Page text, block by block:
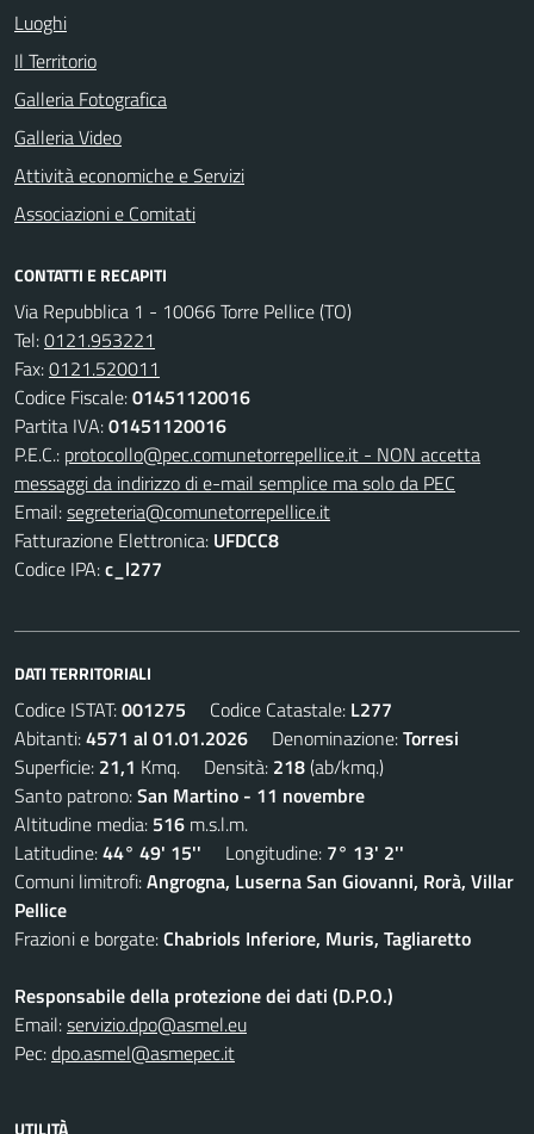
Luoghi
Il Territorio
Galleria Fotografica
Galleria Video
Attività economiche e Servizi
Associazioni e Comitati
CONTATTI E RECAPITI
Via Repubblica 1 - 10066 Torre Pellice (TO)
Tel:0121.953221
Fax:0121.520011
Codice Fiscale:01451120016
Partita IVA:01451120016
P.E.C.: protocollo@pec.comunetorrepellice.it - NON accetta
messaggi da indirizzo di e-mail semplice ma solo da PEC
Email:segreteria@comunetorrepellice.it
Fatturazione Elettronica: UFDCC8
Codice IPA:c_l277
DATI TERRITORIALI
Codice ISTAT:001275 Codice Catastale: L277
Abitanti:4571 al 01.01.2026 Denominazione:Torresi
Superficie: 21,1 Kmq. Densità: 218(ab/kmq.)
Santo patrono:San Martino - 11 novembre
Altitudine media: 516 m.s.l.m.
Latitudine:44° 49' 15'' Longitudine: 7° 13' 2''
Comuni limitrofi:Angrogna, Luserna San Giovanni, Rorà, Villar
Pellice
Frazioni e borgate:Chabriols Inferiore, Muris, Tagliaretto
Responsabile della protezione dei dati (D.P.O.)
Email:servizio.dpo@asmel.eu
Pec:dpo.asmel@asmepec.it
UTILITÀ